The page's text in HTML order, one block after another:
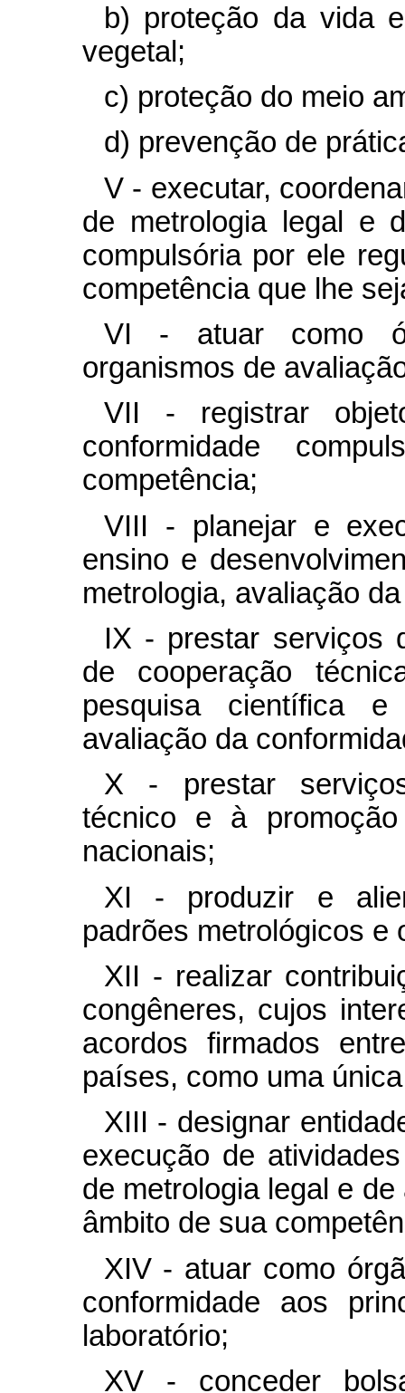
b) proteção da vida
vegetal;
c) proteção do meio
d) prevenção de
V - executar,
de metrologia legal e
compulsória por ele
competência que lhe
VI - atuar como
organismos de
VII - registrar
conformidade
competência;
VIII - planejar e
ensino e
metrologia, avaliação
IX - prestar serviços
de cooperação
pesquisa científica e
avaliação da
X - prestar
técnico e à
nacionais;
XI - produzir e
padrões metrológicos e
XII - realizar
congêneres, cujos
acordos firmados
países, como uma
XIII - designar
execução de
de metrologia legal e
âmbito de sua
XIV - atuar como
conformidade aos
laboratório;
XV - conceder